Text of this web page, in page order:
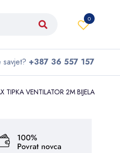
0
savjet? +387 36 557 157
VENTILATOR 2M BIJELA